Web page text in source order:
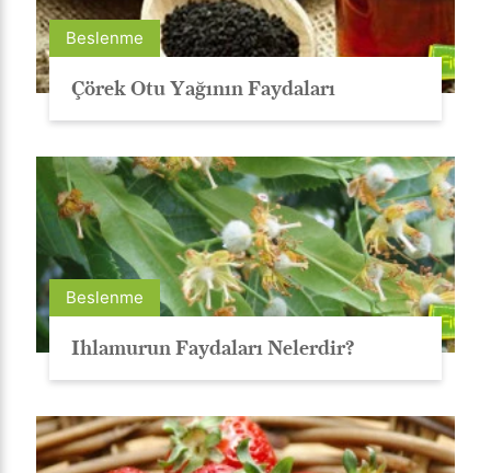
Beslenme
Çörek Otu Yağının Faydaları
Beslenme
Ihlamurun Faydaları Nelerdir?